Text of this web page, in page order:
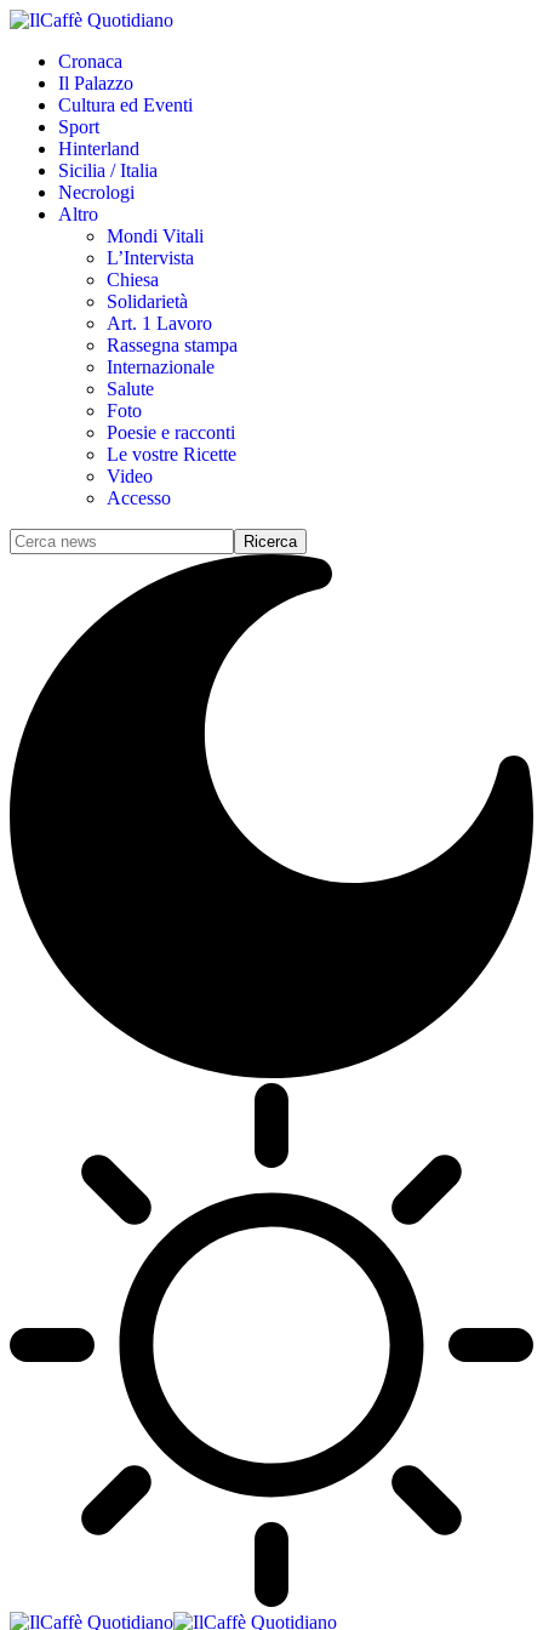
Cronaca
Il Palazzo
Cultura ed Eventi
Sport
Hinterland
Sicilia / Italia
Necrologi
Altro
Mondi Vitali
L’Intervista
Chiesa
Solidarietà
Art. 1 Lavoro
Rassegna stampa
Internazionale
Salute
Foto
Poesie e racconti
Le vostre Ricette
Video
Accesso